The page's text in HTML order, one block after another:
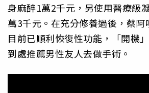
身麻醉1萬2千元，另使用醫療級
萬3千元。在充分修養過後，蔡阿
目前已順利恢復性功能，「開機
到處推薦男性友人去做手術。